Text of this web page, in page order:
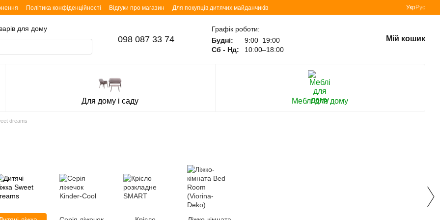
Політика конфіденційності Відгуки про магазин Для покупців дитячих майданчиків УкрРус
для дому
098 087 33 74
Графік роботи:
Будні:
9:00–19:00
Сб - Нд:
10:00–18:00
Мій кошик
Для дому і саду Меблі для дому
dreams